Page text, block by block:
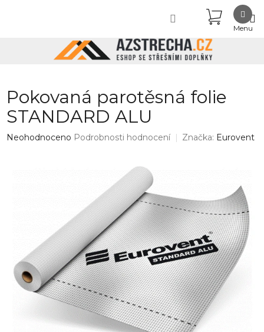
KOŠÍK
Pokovaná parotěsná folie
STANDARD ALU
Průměrné
Neohodnoceno Podrobnosti hodnocení Značka: Eurovent